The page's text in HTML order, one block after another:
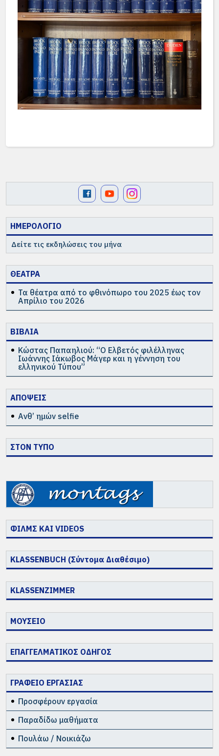
ΗΜΕΡΟΛΟΓΙΟ
Δείτε τις εκδηλώσεις του μήνα
ΘΕΑΤΡΑ
Τα θέατρα από το φθινόπωρο του 2025 έως τον
Απρίλιο του 2026
ΒΙΒΛΙΑ
Κώστας Παπαηλιού: “Ο Ελβετός φιλέλληνας
Ιωάννης Ιάκωβος Μάγερ και η γέννηση του
ελληνικού Τύπου”
ΑΠΟΨΕΙΣ
Ανθ’ ημών selfie
ΣΤΟΝ ΤΥΠΟ
ΦΙΛΜΣ ΚΑΙ VIDEOS
KLASSENBUCH (Σύντομα Διαθέσιμο)
KLASSENZIMMER
ΜΟΥΣΕΙΟ
ΕΠΑΓΓΕΛΜΑΤΙΚΟΣ ΟΔΗΓΟΣ
ΓΡΑΦΕΙΟ ΕΡΓΑΣΙΑΣ
Προσφέρουν εργασία
Παραδίδω μαθήματα
Πουλάω / Νοικιάζω